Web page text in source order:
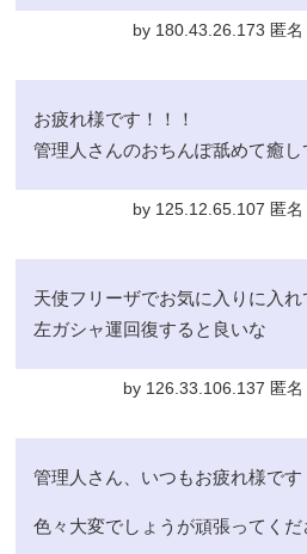
by 180.43.26.173 匿名
お疲れ様です！！！
管理人さんのおちんぽ舐めて癒
by 125.12.65.107 匿名
天使フリーザでお気に入りに入れ
左ガシャ運回復すると良いな
by 126.33.106.137 匿名
管理人さん、いつもお疲れ様です
色々大変でしょうが頑張ってくだ